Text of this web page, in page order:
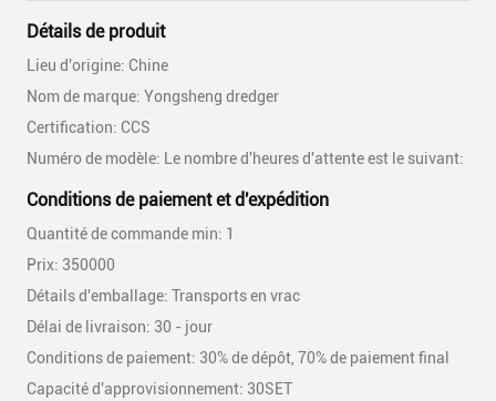
Détails de produit
Lieu d'origine: Chine
Nom de marque: Yongsheng dredger
Certification: CCS
Numéro de modèle: Le nombre d'heures d'attente est le suivant:
Conditions de paiement et d'expédition
Quantité de commande min: 1
Prix: 350000
Détails d'emballage: Transports en vrac
Délai de livraison: 30 - jour
Conditions de paiement: 30% de dépôt, 70% de paiement final
Capacité d'approvisionnement: 30SET